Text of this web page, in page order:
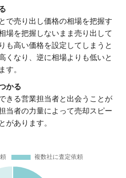
で売り出し価格の相場を把握す
場を把握しないまま売り出して
も高い価格を設定してしまうと
くなり、逆に相場よりも低いと
す。
かる
きる営業担当者と出会うことが
当者の力量によって売却スピー
があります。